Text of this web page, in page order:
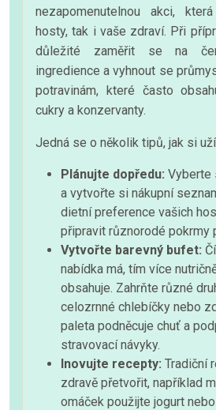
nezapomenutelnou akci,
hosty, tak i vaše zdraví. Při
důležité zaměřit se na
ingredience a vyhnout se
potravinám, které často
cukry a konzervanty.
Jedná se o několik tipů, jak si
Plánujte dopředu: Vyberte
a vytvořte si nákupní
dietní preference vašich
připravit různorodé pokrmy
Vytvořte barevný bufet:
nabídka má, tím více
obsahuje. Zahrňte různé
celozrnné chlebíčky nebo
paleta podněcuje chuť a
stravovací návyky.
Inovujte recepty: Tradiční
zdravě přetvořit, například
omáček použijte jogurt